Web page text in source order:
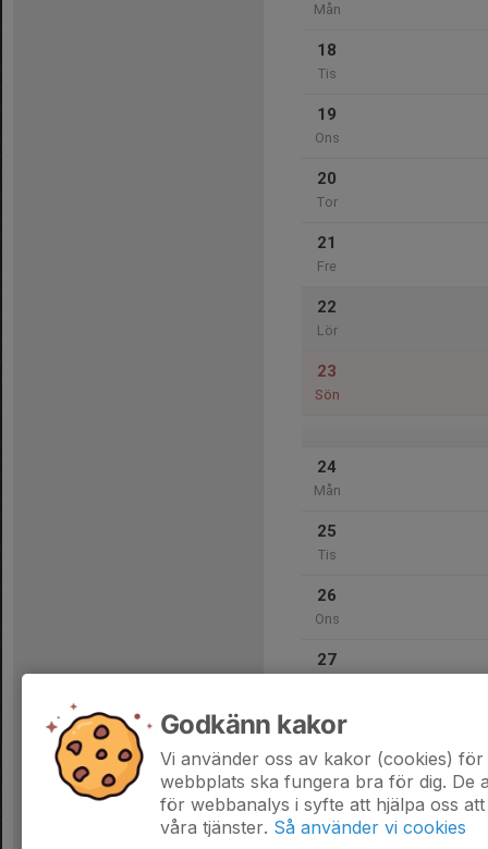
Mån
18
Tis
19
Ons
20
Tor
21
Fre
22
Lör
23
Sön
24
Mån
25
Tis
26
Ons
27
28
Godkänn kakor
Vi använder oss av kakor (cookies)
webbplats ska fungera bra för dig. De
för webbanalys i syfte att hjälpa oss
våra tjänster. Så använder vi cookies